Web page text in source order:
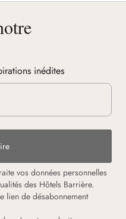
inédites
vos données personnelles
des Hôtels Barrière.
lien de désabonnement